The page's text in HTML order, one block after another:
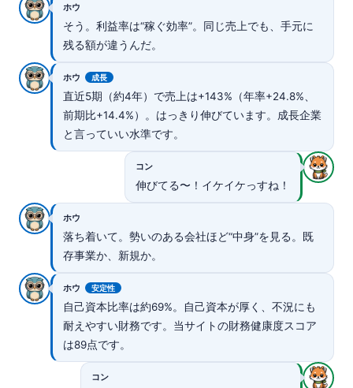
ホウ
そう。利益率は“稼ぐ効率”。同じ売上でも、手元に
残る額が違うんだ。
ホウ 成長
直近5期（約4年）で売上は+143%（年率+24.8%、
前期比+14.4%）。はっきり伸びています。成長企業
と言っていい水準です。
コン
伸びてる〜！イケイケっすね！
ホウ
落ち着いて。勢いのある会社ほど“中身”を見る。既
存事業か、新規か。
ホウ 安定性
自己資本比率は約69%。自己資本が厚く、不況にも
耐えやすい財務です。当サイトの財務健康度スコア
は89点です。
コン